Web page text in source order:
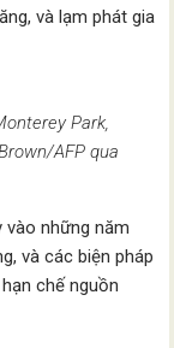
và lạm phát gia
Park,
AFP qua
vào những năm
và các biện pháp
chế nguồn